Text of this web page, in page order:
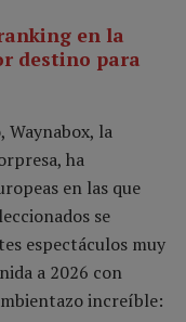
en la
destino para
Waynabox, la
ha
en las que
se
espectáculos muy
a 2026 con
increíble: